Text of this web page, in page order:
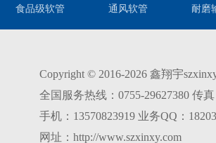
食品级软管 通风软管 耐磨
Copyright © 2016-2026 鑫翔宇
全国服务热线：0755-29627380 传
手机：13570823919 业务QQ：
网址：http://www.szxinxy.com